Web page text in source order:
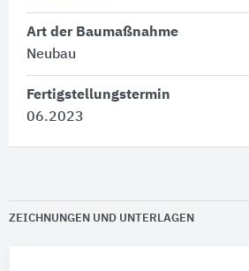
Art der Baumaßnahme
Neubau
Fertigstellungstermin
06.2023
ZEICHNUNGEN UND UNTERLAGEN